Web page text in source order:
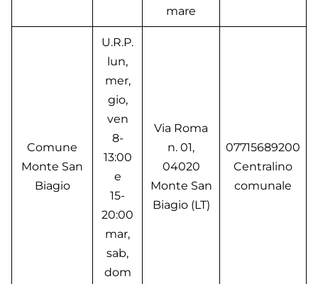
mare
Comune
Monte San
Biagio
U.R.P.
lun,
mer,
gio,
ven
8-
13:00
e
15-
20:00
mar,
sab,
dom
Via Roma
n. 01,
04020
Monte San
Biagio (LT)
07715689200
Centralino
comunale